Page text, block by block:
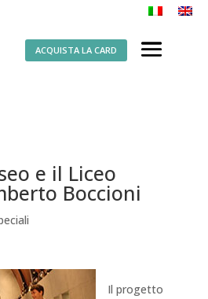
ACQUISTA LA CARD
e il Liceo
Boccioni
Il progetto